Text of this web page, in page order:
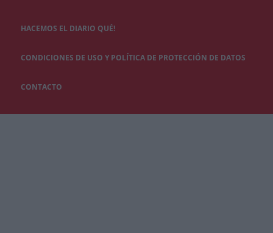
HACEMOS EL DIARIO QUÉ!
CONDICIONES DE USO Y POLÍTICA DE PROTECCIÓN DE DATOS
CONTACTO